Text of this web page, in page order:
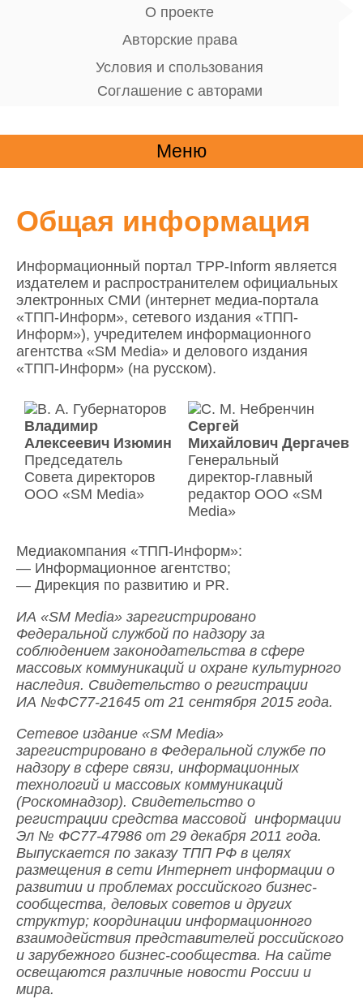
О проекте
Авторские права
Условия и спользования
Соглашение с авторами
Меню
Общая информация
Информационный портал TPP-Inform является
издателем и распространителем официальных
электронных СМИ (интернет медиа-портала
«ТПП-Информ», сетевого издания «ТПП-
Информ»), учредителем информационного
агентства «SM Media» и делового издания
«ТПП-Информ» (на русском).
Владимир
Алексеевич Изюмин
Председатель
Совета директоров
ООО «SM Media»
Сергей
Михайлович Дергачев
Генеральный
директор-главный
редактор ООО «SM
Media»
Медиакомпания «ТПП-Информ»:
— Информационное агентство;
— Дирекция по развитию и PR.
ИА «SM Media» зарегистрировано
Федеральной службой по надзору за
соблюдением законодательства в сфере
массовых коммуникаций и охране культурного
наследия. Свидетельство о регистрации
ИА №ФС77-21645 от 21 сентября 2015 года.
Сетевое издание «SM Media»
зарегистрировано в Федеральной службе по
надзору в сфере связи, информационных
технологий и массовых коммуникаций
(Роскомнадзор). Свидетельство о
регистрации средства массовой информации
Эл № ФС77-47986 от 29 декабря 2011 года.
Выпускается по заказу ТПП РФ в целях
размещения в сети Интернет информации о
развитии и проблемах российского бизнес-
сообщества, деловых советов и других
структур; координации информационного
взаимодействия представителей российского
и зарубежного бизнес-сообщества. На сайте
освещаются различные новости России и
мира.